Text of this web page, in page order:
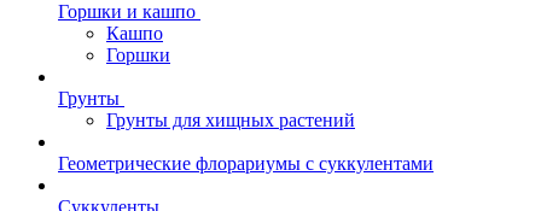
Горшки и кашпо
Кашпо
Горшки
Грунты
Грунты для хищных растений
Геометрические флорариумы с суккулентами
Суккуленты